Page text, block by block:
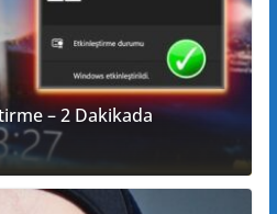
– 2 Dakikada